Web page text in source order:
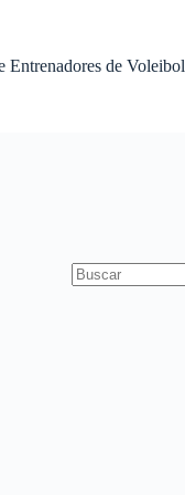
Entrenadores de Voleibol